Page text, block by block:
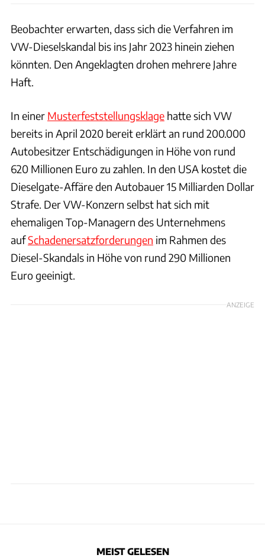
Beobachter erwarten, dass sich die Verfahren im
VW-Dieselskandal bis ins Jahr 2023 hinein ziehen
könnten. Den Angeklagten drohen mehrere Jahre
Haft.
In einer Musterfeststellungsklage hatte sich VW
bereits in April 2020 bereit erklärt an rund 200.000
Autobesitzer Entschädigungen in Höhe von rund
620 Millionen Euro zu zahlen. In den USA kostet die
Dieselgate-Affäre den Autobauer 15 Milliarden Dollar
Strafe. Der VW-Konzern selbst hat sich mit
ehemaligen Top-Managern des Unternehmens
aufSchadenersatzforderungen im Rahmen des
Diesel-Skandals in Höhe von rund 290 Millionen
Euro geeinigt.
ANZEIGE
MEIST GELESEN